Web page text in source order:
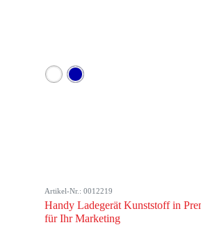
Artikel-Nr.: 0012219
Handy Ladegerät Kunststoff in
für Ihr Marketing